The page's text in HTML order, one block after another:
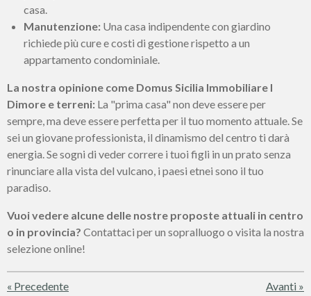
casa.
Manutenzione: Una casa indipendente con giardino
richiede più cure e costi di gestione rispetto a un
appartamento condominiale.
La nostra opinione come Domus Sicilia Immobiliare I
Dimore e terreni: La "prima casa" non deve essere per
sempre, ma deve essere perfetta per il tuo momento attuale. Se
sei un giovane professionista, il dinamismo del centro ti darà
energia. Se sogni di veder correre i tuoi figli in un prato senza
rinunciare alla vista del vulcano, i paesi etnei sono il tuo
paradiso.
Vuoi vedere alcune delle nostre proposte attuali in centro
o in provincia? Contattaci per un sopralluogo o visita la nostra
selezione online!
« Precedente Avanti »